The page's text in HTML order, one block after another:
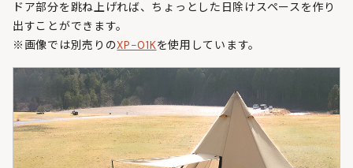
ドア部分を跳ね上げれば、ちょっとした日除けスペースを作り
出すことができます。
※画像では別売りのXP-01Kを使用しています。